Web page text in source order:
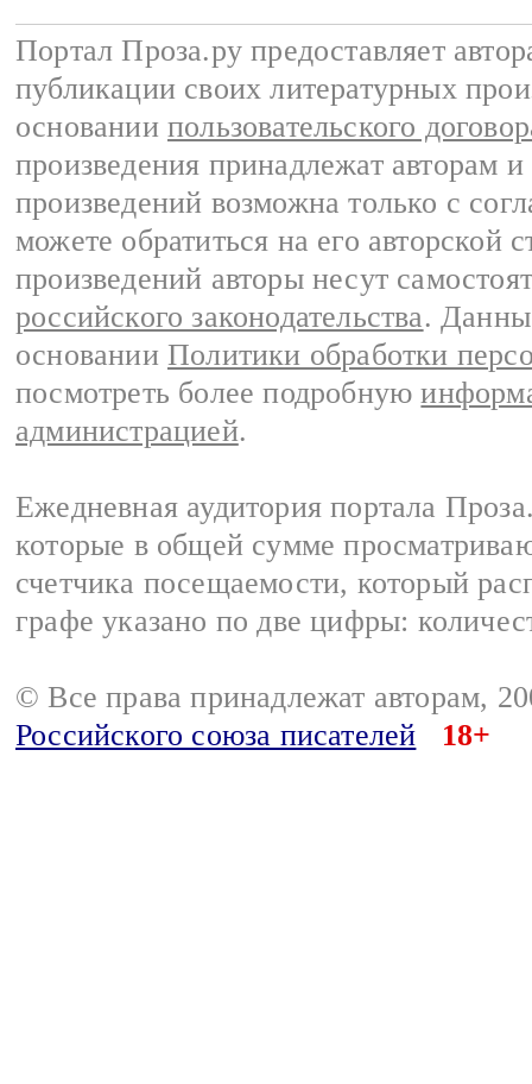
Портал Проза.ру предоставляет
публикации своих литературных
основании пользовательского
произведения принадлежат авторам
произведений возможна только с
можете обратиться на его авторской
произведений авторы несут
российского законодательства.
основании Политики обработки
посмотреть более подробную
администрацией.
Ежедневная аудитория портала
которые в общей сумме
счетчика посещаемости, который
графе указано по две цифры:
© Все права принадлежат авторам,
Российского союза писателей
18+